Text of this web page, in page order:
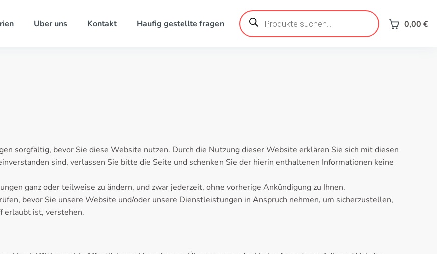
Uber uns Kontakt Haufig gestellte fragen
Products
search 0,00 €
sorgfältig, bevor Sie diese Website nutzen. Durch die Nutzung dieser Website erklären Sie sich mit diesen
sind, verlassen Sie bitte die Seite und schenken Sie der hierin enthaltenen Informationen keine
ganz oder teilweise zu ändern, und zwar jederzeit, ohne vorherige Ankündigung zu Ihnen.
bevor Sie unsere Website und/oder unsere Dienstleistungen in Anspruch nehmen, um sicherzustellen,
erlaubt ist, verstehen.